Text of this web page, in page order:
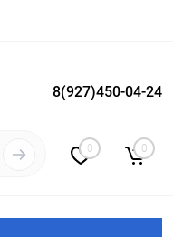
Вход Регистрация
8(927)450-04-24
0 0